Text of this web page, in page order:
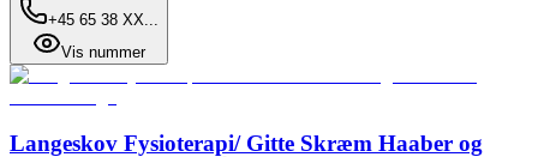
+45 65 38 XX...
Vis nummer
Langeskov Fysioterapi/ Gitte Skræm Haaber og